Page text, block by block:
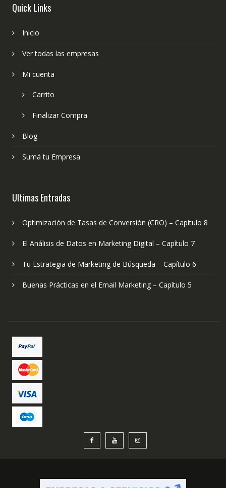
Quick Links
Inicio
Ver todas las empresas
Mi cuenta
Carrito
Finalizar Compra
Blog
Sumá tu Empresa
Ultimas Entradas
Optimización de Tasas de Conversión (CRO) – Capítulo 8
El Análisis de Datos en Marketing Digital – Capítulo 7
Tu Estrategia de Marketing de Búsqueda – Capítulo 6
Buenas Prácticas en el Email Marketing – Capítulo 5